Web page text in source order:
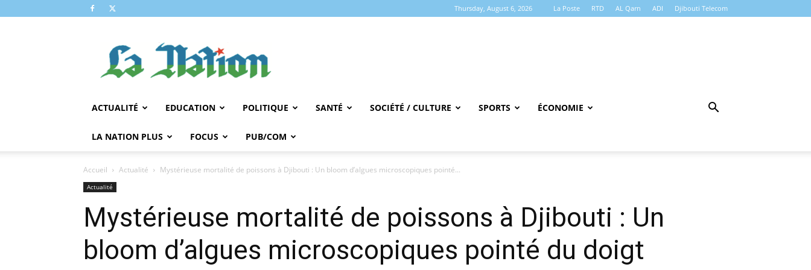
Thursday, August 6, 2026 La Poste RTD AL Qarn ADI Djibouti Telecom
NATION
ACTUALITÉ EDUCATION POLITIQUE SANTÉ SOCIÉTÉ / CULTURE SPORTS ÉCONOMIE
LA NATION PLUS FOCUS PUB/COM
Accueil Actualité Mystérieuse mortalité de poissons à Djibouti : Un bloom d’algues microscopiques pointé...
Actualité
Mystérieuse mortalité de poissons à Djibouti : Un
bloom d’algues microscopiques pointé du doigt